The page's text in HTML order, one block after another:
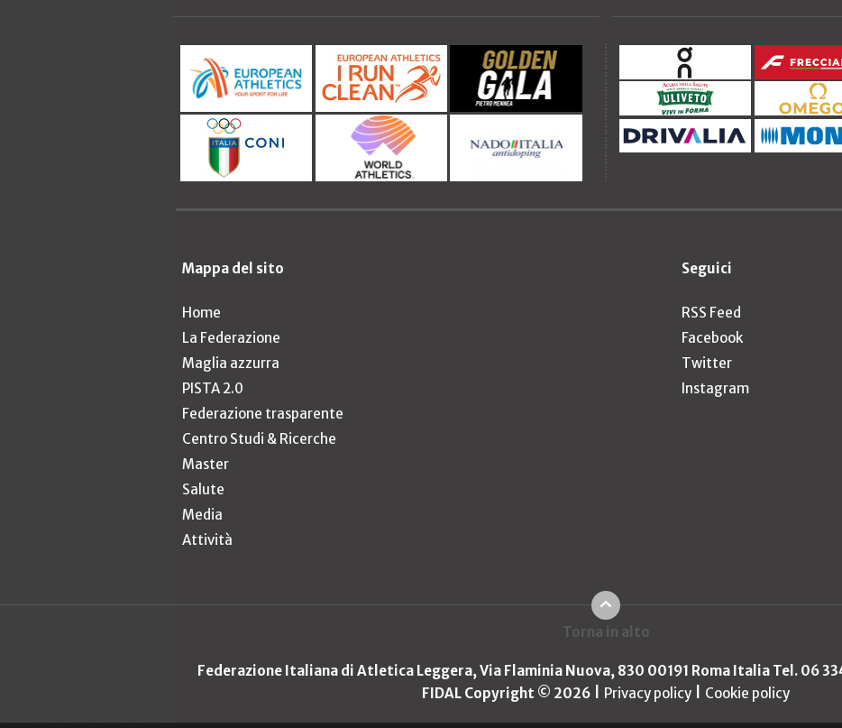
Mappa del sito
Home
La Federazione
Maglia azzurra
PISTA 2.0
Federazione trasparente
Centro Studi & Ricerche
Master
Salute
Media
Attività
Seguici
RSS Feed
Facebook
Twitter
Instagram
Torna in alto
Federazione Italiana di Atletica Leggera, Via Flaminia Nuova, 830 00191 Roma Italia Tel. 06
FIDAL Copyright © 2026
Privacy policy Cookie policy